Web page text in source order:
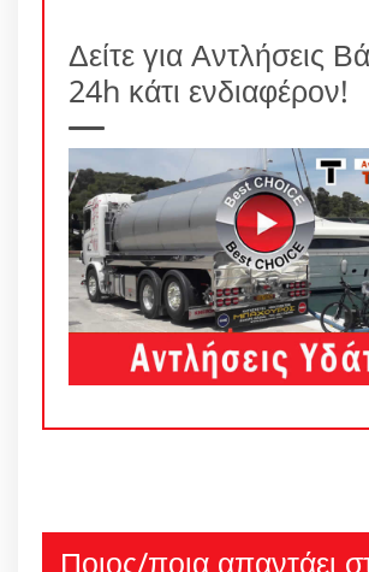
Δείτε για Αντλήσεις
24h κάτι ενδιαφέρον!
Ποιος/ποια απαντάει